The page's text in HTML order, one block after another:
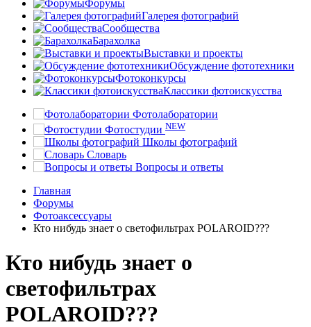
Форумы
Галерея фотографий
Сообщества
Барахолка
Выставки и проекты
Обсуждение фототехники
Фотоконкурсы
Классики фотоискусства
Фотолаборатории
Фотостудии NEW
Школы фотографий
Словарь
Вопросы и ответы
Главная
Форумы
Фотоаксессуары
Кто нибудь знает о светофильтрах POLAROID???
Кто нибудь знает о
светофильтрах
POLAROID???